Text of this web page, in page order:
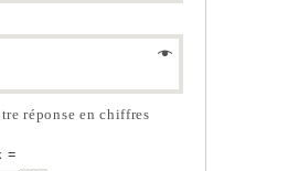
réponse en chiffres
=